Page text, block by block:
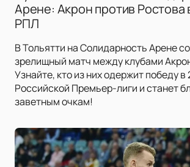
Арене: Акрон против Ростова
РПЛ
В Тольятти на Солидарность Арене
зрелищный матч между клубами
Узнайте, кто из них одержит победу
Российской Премьер-лиги и станет
заветным очкам!